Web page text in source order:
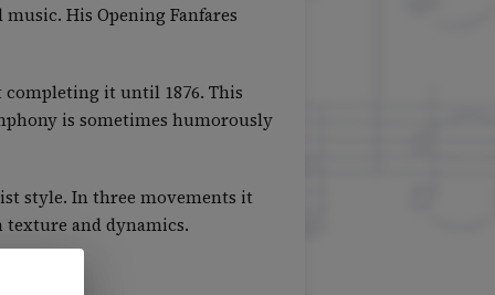
His Opening Fanfares
completing it until 1876. This
is sometimes humorously
style. In three movements it
and dynamics.